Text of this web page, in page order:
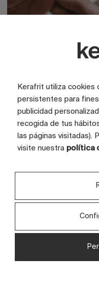
espacio privado
Ponemos a tu
privada y segura
las propuestas de
tu empresa. Un
agilizar el proceso
Kerafrit utiliza cookies
persistentes para
publicidad
recogida de tus
las páginas visitadas).
visite nuestra política